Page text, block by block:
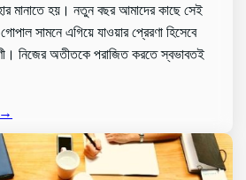
মানাতে হয়। নতুন বছর আমাদের কাছে সেই
সামনে এগিয়ে যাওয়ার প্রেরণা হিসেবে
নিজের অতীতকে পরাজিত করতে স্বভাবতই